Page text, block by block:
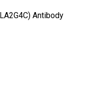
Antibody